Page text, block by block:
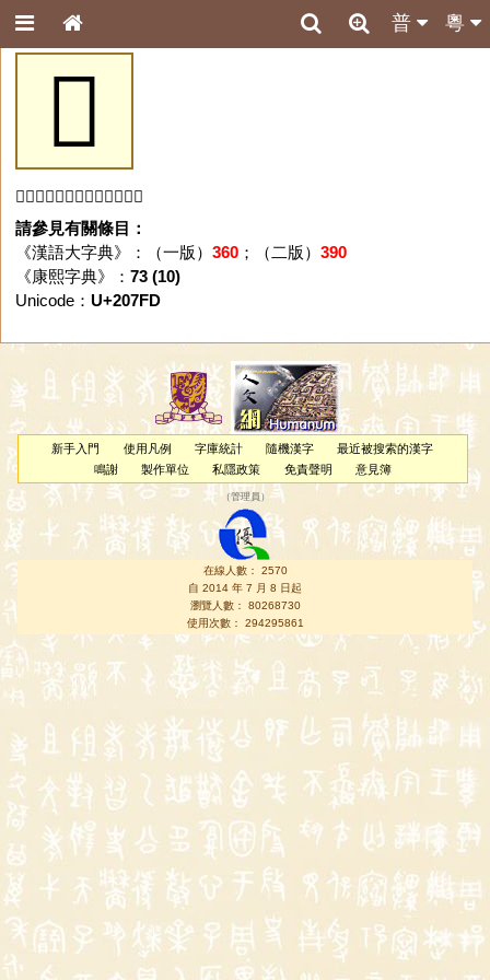
粵
普
𠟽
「𠟽」字未收錄於本資料庫。
請參見有關條目：
《漢語大字典》：（一版） 360；（二版） 390
《康熙字典》： 73 (10)
Unicode： U+207FD
新手入門 使用凡例 字庫統計 隨機漢字
最近被搜索的漢字
鳴謝
製作單位 私隱政策 免責聲明 意見簿
（管理員 ）
在線人數： 2570
自 2014 年 7 月 8 日起
瀏覽人數： 80268730
使用次數： 294295861